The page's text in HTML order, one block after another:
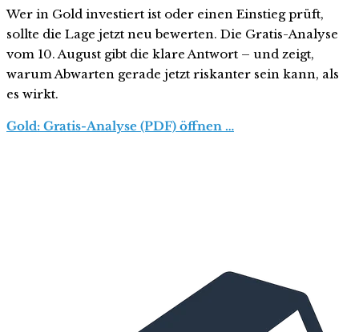
Wer in Gold investiert ist oder einen Einstieg prüft,
sollte die Lage jetzt neu bewerten. Die Gratis-Analyse
vom 10. August gibt die klare Antwort – und zeigt,
warum Abwarten gerade jetzt riskanter sein kann, als
es wirkt.
Gold: Gratis-Analyse (PDF) öffnen …